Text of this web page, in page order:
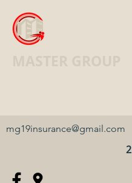
mg19insurance@gmail.com